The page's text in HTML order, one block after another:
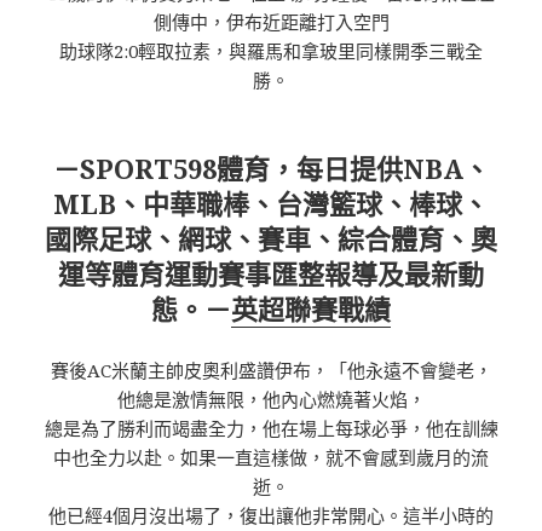
側傳中，伊布近距離打入空門
助球隊2:0輕取拉素，與羅馬和拿玻里同樣開季三戰全
勝。
－SPORT598體育，每日提供NBA、
MLB、中華職棒、台灣籃球、棒球、
國際足球、網球、賽車、綜合體育、奧
運等體育運動賽事匯整報導及最新動
態。－英超聯賽戰績
賽後AC米蘭主帥皮奧利盛讚伊布，「他永遠不會變老，
他總是激情無限，他內心燃燒著火焰，
總是為了勝利而竭盡全力，他在場上每球必爭，他在訓練
中也全力以赴。如果一直這樣做，就不會感到歲月的流
逝。
他已經4個月沒出場了，復出讓他非常開心。這半小時的